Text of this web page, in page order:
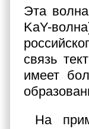
Эта
KaY-
связь
имеет
На